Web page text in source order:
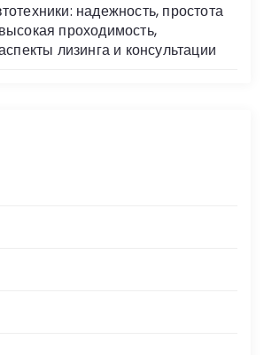
надежность, простота
проходимость,
лизинга и консультации